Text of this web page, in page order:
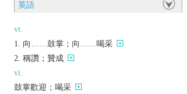
英語
vt.
向……鼓掌；向……喝采
稱讚；贊成
vi.
鼓掌歡迎；喝采